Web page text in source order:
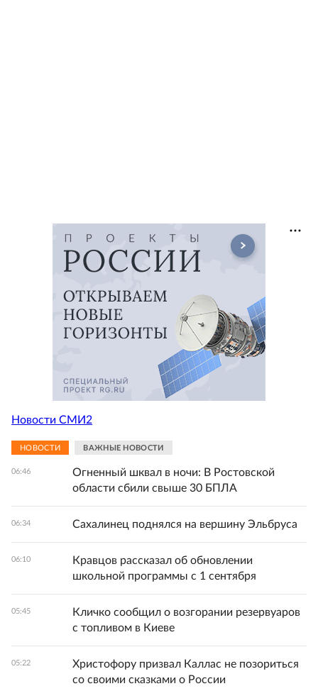
Новости СМИ2
НОВОСТИ ВАЖНЫЕ НОВОСТИ
06:46
Огненный шквал в ночи: В Ростовской
области сбили свыше 30 БПЛА
06:34 Сахалинец поднялся на вершину Эльбруса
06:10
Кравцов рассказал об обновлении
школьной программы с 1 сентября
05:45
Кличко сообщил о возгорании резервуаров
с топливом в Киеве
05:22
Христофору призвал Каллас не позориться
со своими сказками о России